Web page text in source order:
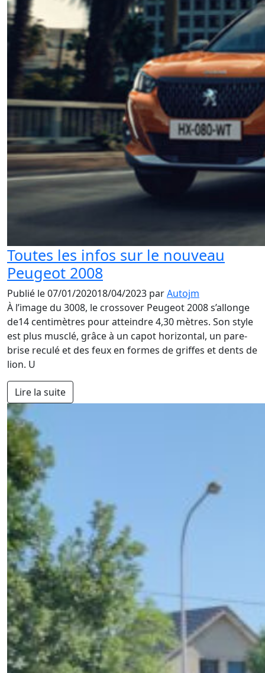
Toutes les infos sur le nouveau
Peugeot 2008
Publié le07/01/202018/04/2023 parAutojm
À l’image du 3008, le crossover Peugeot 2008 s’allonge
de14 centimètres pour atteindre 4,30 mètres. Son style
est plus musclé, grâce à un capot horizontal, un pare-
brise reculé et des feux en formes de griffes et dents de
lion. U
Lire la suite